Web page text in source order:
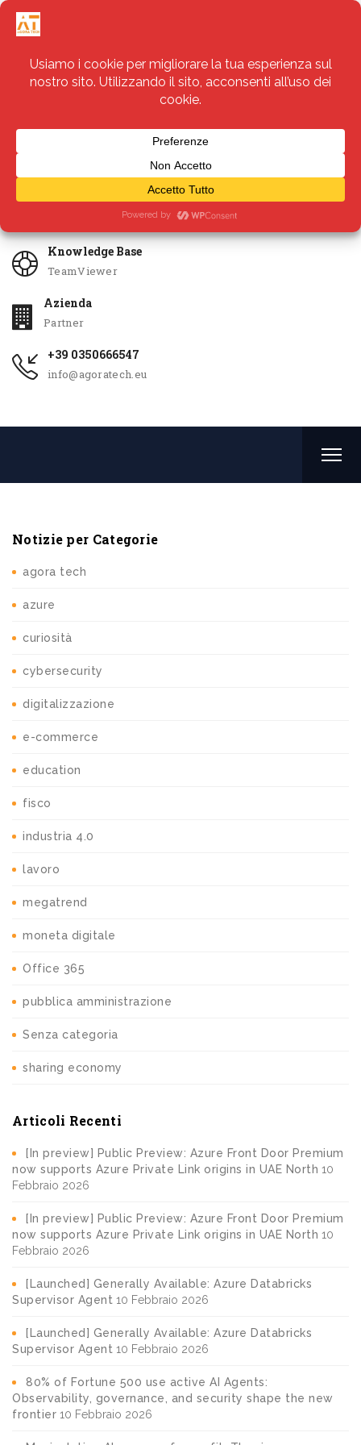
Servizi
Knowledge Base
TeamViewer
Azienda
Partner
+39 0350666547
info@agoratech.eu
Notizie per Categorie
agora tech
azure
curiosità
cybersecurity
digitalizzazione
e-commerce
education
fisco
industria 4.0
lavoro
megatrend
moneta digitale
Office 365
pubblica amministrazione
Senza categoria
sharing economy
Articoli Recenti
[In preview] Public Preview: Azure Front Door Premium
now supports Azure Private Link origins in UAE North 10
Febbraio 2026
[In preview] Public Preview: Azure Front Door Premium
now supports Azure Private Link origins in UAE North 10
Febbraio 2026
[Launched] Generally Available: Azure Databricks
Supervisor Agent 10 Febbraio 2026
[Launched] Generally Available: Azure Databricks
Supervisor Agent 10 Febbraio 2026
80% of Fortune 500 use active AI Agents:
Observability, governance, and security shape the new
frontier 10 Febbraio 2026